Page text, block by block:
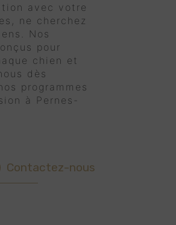
avec votre
ne cherchez
Nos
pour
chien et
dès
programmes
à Pernes-
Contactez-nous